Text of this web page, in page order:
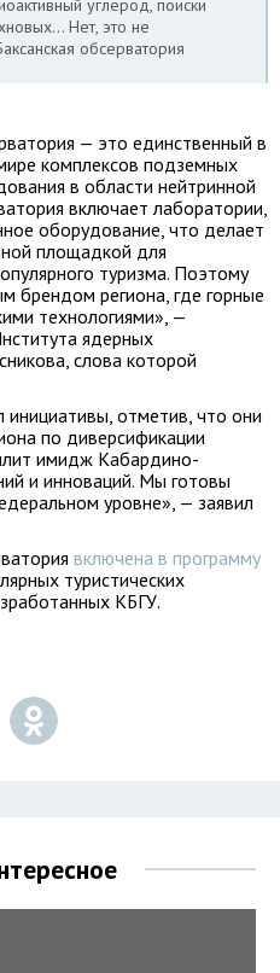
углерод, поиски
Нет, это не
обсерватория
— это единственный в
комплексов подземных
в области нейтринной
включает лаборатории,
оборудование, что делает
площадкой для
туризма. Поэтому
брендом региона, где горные
технологиями», —
ядерных
слова которой
отметив, что они
по диверсификации
имидж Кабардино-
и инноваций. Мы готовы
уровне», — заявил
включена в программу
туристических
КБГУ.